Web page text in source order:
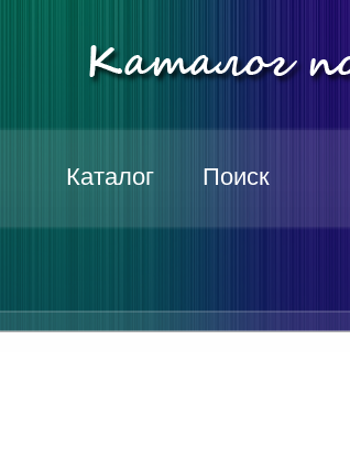
Каталог Поиск